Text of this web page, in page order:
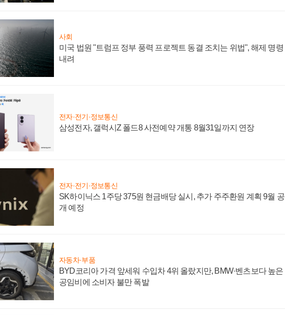
사회
미국 법원 "트럼프 정부 풍력 프로젝트 동결 조치는 위법", 해제 명령
내려
전자·전기·정보통신
삼성전자, 갤럭시Z 폴드8 사전예약 개통 8월31일까지 연장
전자·전기·정보통신
SK하이닉스 1주당 375원 현금배당 실시, 추가 주주환원 계획 9월 공
개 예정
자동차·부품
BYD코리아 가격 앞세워 수입차 4위 올랐지만, BMW·벤츠보다 높은
공임비에 소비자 불만 폭발